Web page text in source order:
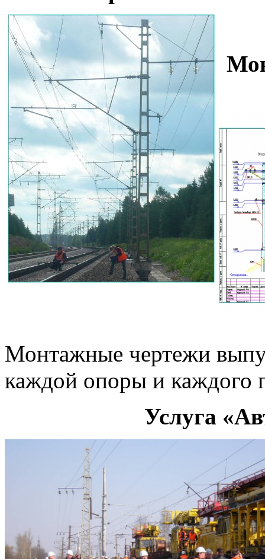
Монтажные чертежи
каждой опоры и каждого
Услуга